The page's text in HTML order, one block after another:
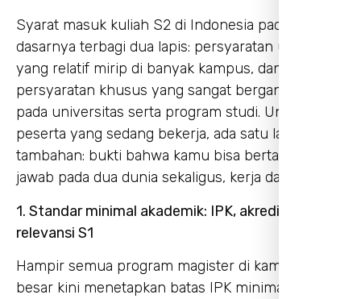
Syarat masuk kuliah S2 di Indonesia pada
dasarnya terbagi dua lapis: persyaratan umum
yang relatif mirip di banyak kampus, dan
persyaratan khusus yang sangat bergantung
pada universitas serta program studi. Untuk
peserta yang sedang bekerja, ada satu lapis
tambahan: bukti bahwa kamu bisa bertanggung
jawab pada dua dunia sekaligus, kerja dan kuliah.
1. Standar minimal akademik: IPK, akreditasi, dan
relevansi S1
Hampir semua program magister di kampus
besar kini menetapkan batas IPK minimal S1 di